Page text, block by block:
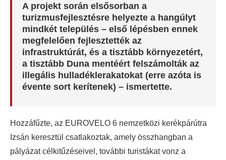
A projekt során elsősorban a
turizmusfejlesztésre helyezte a hangúlyt
mindkét település – első lépésben ennek
megfelelően fejlesztették az
infrastruktúrát, és a tisztább környezetért,
a tisztább Duna mentéért felszámolták az
illegális hulladéklerakatokat (erre azóta is
évente sort kerítenek) – ismertette.
Hozzáfűzte, az EUROVELO 6 nemzetközi kerékpárútra
Izsán keresztül csatlakoztak, amely összhangban a
pályázat célkitűzéseivel, további turistákat vonz a